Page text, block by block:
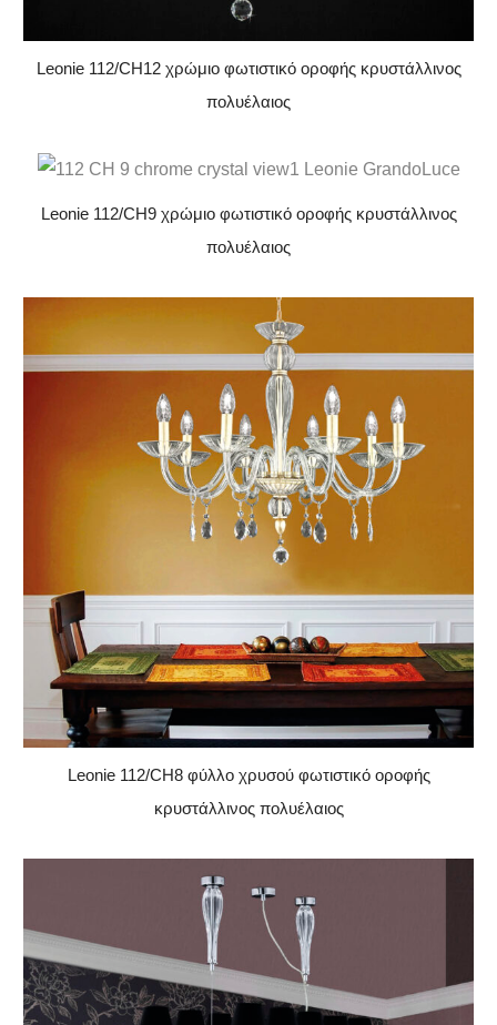
Leonie 112/CH12 χρώμιο φωτιστικό οροφής κρυστάλλινος
πολυέλαιος
Leonie 112/CH9 χρώμιο φωτιστικό οροφής κρυστάλλινος
πολυέλαιος
Leonie 112/CH8 φύλλο χρυσού φωτιστικό οροφής
κρυστάλλινος πολυέλαιος